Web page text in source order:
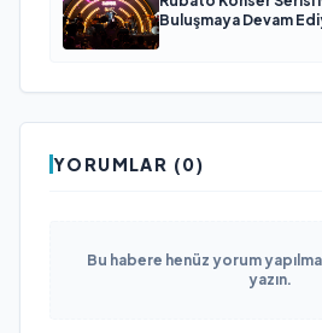
Buluşmaya Devam
YORUMLAR (0)
Bu habere henüz yorum
yazın.